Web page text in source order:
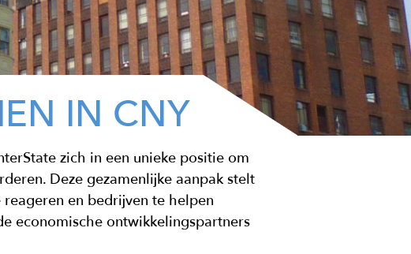
IN CNY
zich in een unieke positie om
Deze gezamenlijke aanpak stelt
en bedrijven te helpen
economische ontwikkelingspartners